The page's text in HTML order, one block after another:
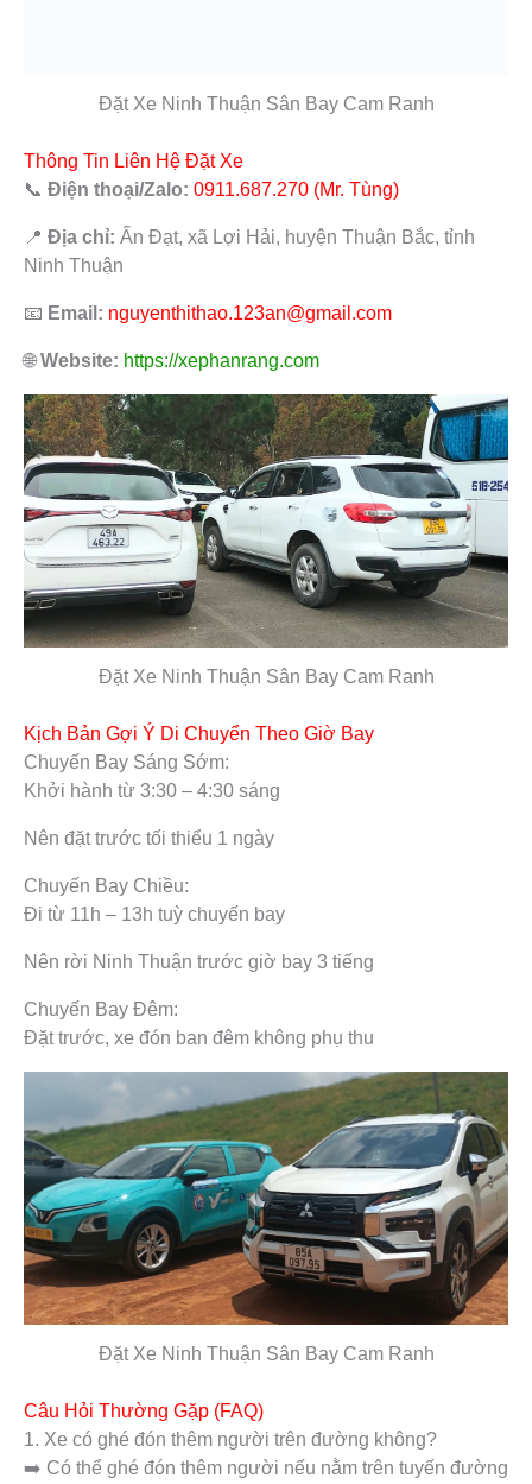
Đặt Xe Ninh Thuận Sân Bay Cam Ranh
Thông Tin Liên Hệ Đặt Xe
📞 Điện thoại/Zalo: 0911.687.270 (Mr. Tùng)
📍 Địa chỉ: Ấn Đạt, xã Lợi Hải, huyện Thuận Bắc, tỉnh
Ninh Thuận
📧 Email: nguyenthithao.123an@gmail.com
🌐Website: https://xephanrang.com
Đặt Xe Ninh Thuận Sân Bay Cam Ranh
Kịch Bản Gợi Ý Di Chuyển Theo Giờ Bay
Chuyến Bay Sáng Sớm:
Khởi hành từ 3:30 – 4:30 sáng
Nên đặt trước tối thiểu 1 ngày
Chuyến Bay Chiều:
Đi từ 11h – 13h tuỳ chuyến bay
Nên rời Ninh Thuận trước giờ bay 3 tiếng
Chuyến Bay Đêm:
Đặt trước, xe đón ban đêm không phụ thu
Đặt Xe Ninh Thuận Sân Bay Cam Ranh
Câu Hỏi Thường Gặp (FAQ)
1. Xe có ghé đón thêm người trên đường không?
➡️ Có thể ghé đón thêm người nếu nằm trên tuyến đường